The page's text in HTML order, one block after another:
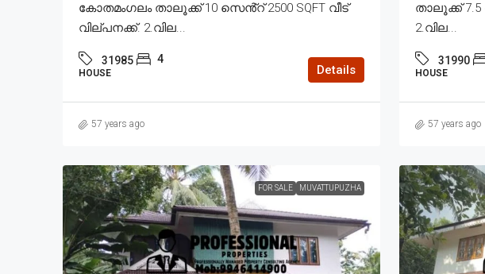
കോതമംഗലം താലൂക്ക് 10 സെൻ്റ് 2500 SQFT വീട്
വില്പനക്ക്. 2.വില...
31985 4
HOUSE Details
57 years ago
താലൂക്ക് 7.5
2.വില...
31990
HOUSE
57 years ago
FOR SALE MUVATTUPUZHA